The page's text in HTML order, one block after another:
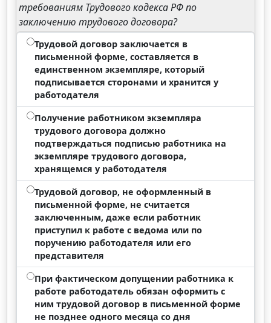
требованиям Трудового кодекса РФ по
заключению трудового договора?
Трудовой договор заключается в
письменной форме, составляется в
единственном экземпляре, который
подписывается сторонами и хранится у
работодателя
Получение работником экземпляра
трудового договора должно
подтверждаться подписью работника на
экземпляре трудового договора,
хранящемся у работодателя
Трудовой договор, не оформленный в
письменной форме, не считается
заключенным, даже если работник
приступил к работе с ведома или по
поручению работодателя или его
представителя
При фактическом допущении работника к
работе работодатель обязан оформить с
ним трудовой договор в письменной форме
не позднее одного месяца со дня